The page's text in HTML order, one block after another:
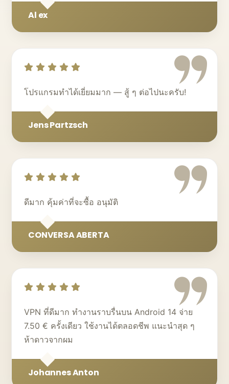
Al ex
โปรแกรมทำได้เยี่ยมมาก — สู้ ๆ ต่อไปนะครับ!
Jens Partzsch
ดีมาก คุ้มค่าที่จะซื้อ อนุมัติ
CONVERSA ABERTA
VPN ที่ดีมาก ทำงานราบรื่นบน Android 14 จ่าย
7.50 € ครั้งเดียว ใช้งานได้ตลอดชีพ แนะนำสุด ๆ
ห้าดาวจากผม
Johannes Anton